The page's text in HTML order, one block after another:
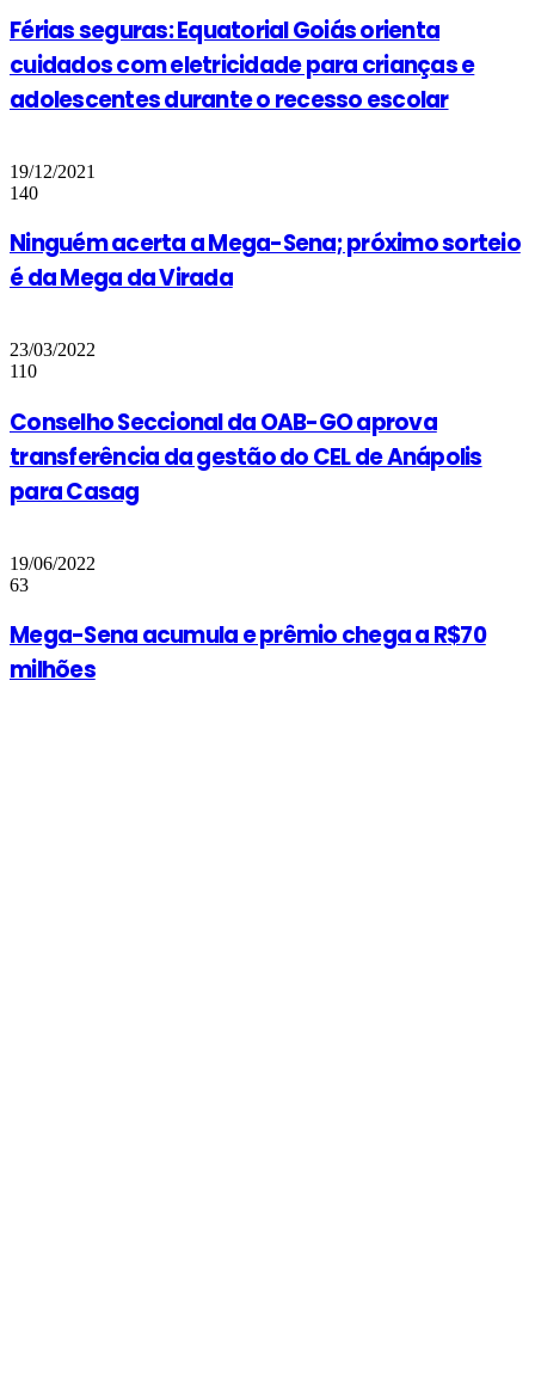
Férias seguras: Equatorial Goiás orienta
cuidados com eletricidade para crianças e
adolescentes durante o recesso escolar
19/12/2021
140
Ninguém acerta a Mega-Sena; próximo sorteio
é da Mega da Virada
23/03/2022
110
Conselho Seccional da OAB-GO aprova
transferência da gestão do CEL de Anápolis
para Casag
19/06/2022
63
Mega-Sena acumula e prêmio chega a R$70
milhões